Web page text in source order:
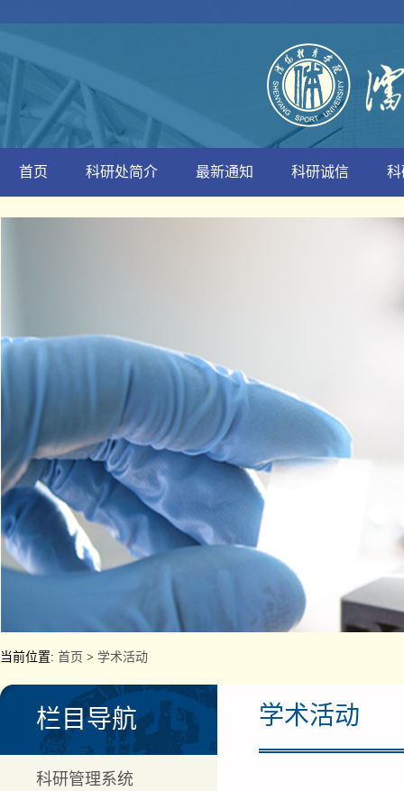
首页 科研处简介 最新通知 科研诚信 科
当前位置: 首页 > 学术活动
栏目导航
科研管理系统
学术活动